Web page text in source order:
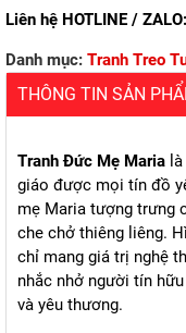
Liên hệ HOTLINE / ZALO:
Danh mục: Tranh Treo
THÔNG TIN SẢN
Tranh Đức Mẹ Maria
giáo được mọi tín đồ
mẹ Maria tượng trưng
che chở thiêng liêng.
chỉ mang giá trị nghệ
nhắc nhở người tín
và yêu thương.